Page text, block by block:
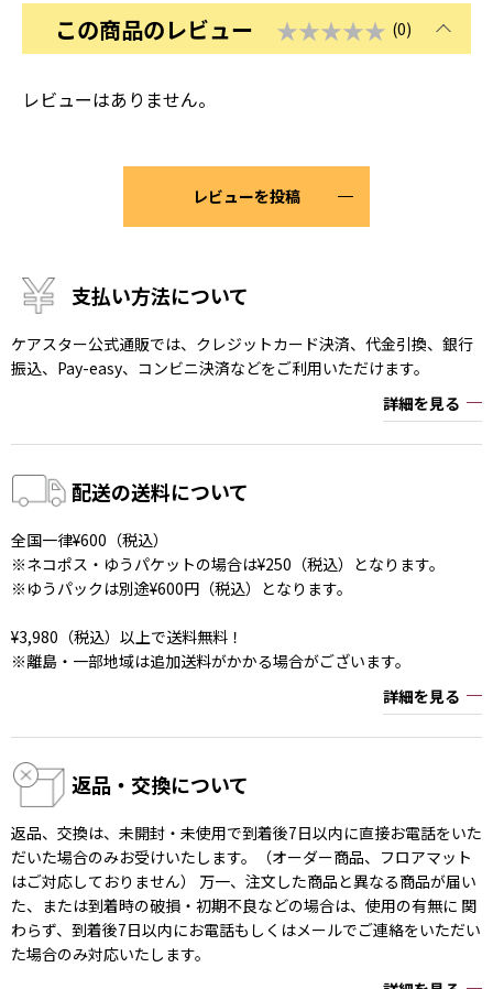
この商品のレビュー ★★★★★ (0)
レビューはありません。
レビューを投稿
支払い方法について
ケアスター公式通販では、クレジットカード決済、代金引換、銀行
振込、Pay-easy、コンビニ決済などをご利用いただけます。
詳細を見る
配送の送料について
全国一律¥600（税込）
※ネコポス・ゆうパケットの場合は¥250（税込）となります。
※ゆうパックは別途¥600円（税込）となります。
¥3,980（税込）以上で送料無料！
※離島・一部地域は追加送料がかかる場合がございます。
詳細を見る
返品・交換について
返品、交換は、未開封・未使用で到着後7日以内に直接お電話をいた
だいた場合のみお受けいたします。（オーダー商品、フロアマット
はご対応しておりません） 万一、注文した商品と異なる商品が届い
た、または到着時の破損・初期不良などの場合は、使用の有無に 関
わらず、到着後7日以内にお電話もしくはメールでご連絡をいただい
た場合のみ対応いたします。